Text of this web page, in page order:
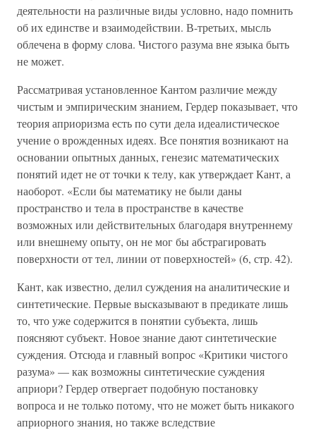
деятельности на различные виды условно, надо помнить
об их единстве и взаимодействии. В-третьих, мысль
облечена в форму слова. Чистого разума вне языка быть
не может.
Рассматривая установленное Кантом различие между
чистым и эмпирическим знанием, Гердер показывает, что
теория априоризма есть по сути дела идеалистическое
учение о врожденных идеях. Все понятия возникают на
основании опытных данных, генезис математических
понятий идет не от точки к телу, как утверждает Кант, а
наоборот. «Если бы математику не были даны
пространство и тела в пространстве в качестве
возможных или действительных благодаря внутреннему
или внешнему опыту, он не мог бы абстрагировать
поверхности от тел, линии от поверхностей» (6, стр. 42).
Кант, как известно, делил суждения на аналитические и
синтетические. Первые высказывают в предикате лишь
то, что уже содержится в понятии субъекта, лишь
поясняют субъект. Новое знание дают синтетические
суждения. Отсюда и главный вопрос «Критики чистого
разума» — как возможны синтетические суждения
априори? Гердер отвергает подобную постановку
вопроса и не только потому, что не может быть никакого
априорного знания, но также вследствие